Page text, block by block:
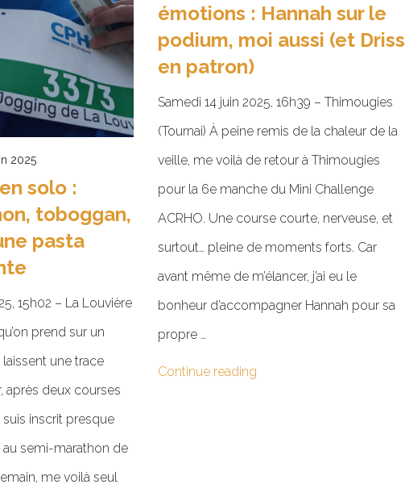
2025
solo :
toboggan,
pasta
15h02 – La Louvière
prend sur un
une trace
après deux courses
inscrit presque
semi-marathon de
me voilà seul
émotions : Hannah sur le
podium, moi aussi (et Driss
en patron)
Samedi 14 juin 2025, 16h39 – Thimougies
(Tournai) À peine remis de la chaleur de la
veille, me voilà de retour à Thimougies
pour la 6e manche du Mini Challenge
ACRHO. Une course courte, nerveuse, et
surtout… pleine de moments forts. Car
avant même de m’élancer, j’ai eu le
bonheur d’accompagner Hannah pour sa
propre …
Continue reading